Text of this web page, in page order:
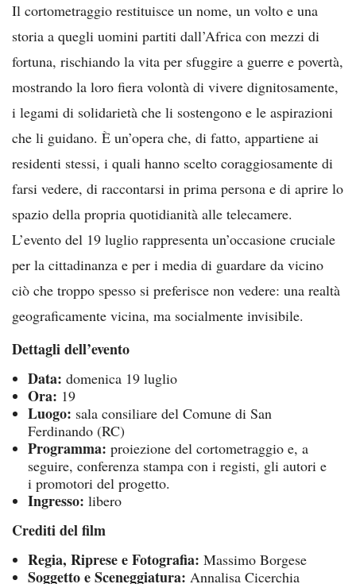
Il cortometraggio restituisce un nome, un volto e una
storia a quegli uomini partiti dall’Africa con mezzi di
fortuna, rischiando la vita per sfuggire a guerre e povertà,
mostrando la loro fiera volontà di vivere dignitosamente,
i legami di solidarietà che li sostengono e le aspirazioni
che li guidano. È un’opera che, di fatto, appartiene ai
residenti stessi, i quali hanno scelto coraggiosamente di
farsi vedere, di raccontarsi in prima persona e di aprire lo
spazio della propria quotidianità alle telecamere.
L’evento del 19 luglio rappresenta un’occasione cruciale
per la cittadinanza e per i media di guardare da vicino
ciò che troppo spesso si preferisce non vedere: una realtà
geograficamente vicina, ma socialmente invisibile.
Dettagli dell’evento
Data: domenica 19 luglio
Ora: 19
Luogo: sala consiliare del Comune di San
Ferdinando (RC)
Programma: proiezione del cortometraggio e, a
seguire, conferenza stampa con i registi, gli autori e
i promotori del progetto.
Ingresso: libero
Crediti del film
Regia, Riprese e Fotografia: Massimo Borgese
Soggetto e Sceneggiatura: Annalisa Cicerchia